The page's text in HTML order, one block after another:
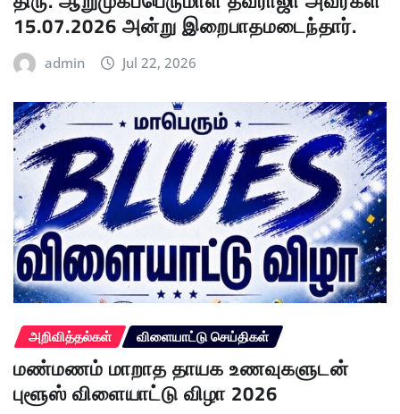
15.07.2026 அன்று இறைபாதமடைந்தார்.
admin Jul 22, 2026
அறிவித்தல்கள் விளையாட்டு செய்திகள்
மண்மணம் மாறாத தாயக உணவுகளுடன்
புளூஸ் விளையாட்டு விழா 2026